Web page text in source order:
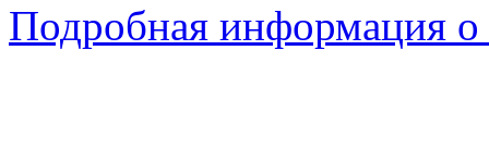
Подробная информация о